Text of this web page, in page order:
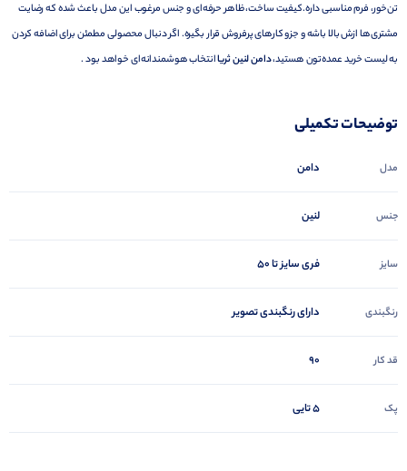
تن‌خور، فرم مناسبی داره.کیفیت ساخت، ظاهر حرفه‌ای و جنس مرغوب این مدل باعث شده که رضایت
مشتری‌ها ازش بالا باشه و جزو کارهای پرفروش قرار بگیره. اگر دنبال محصولی مطمئن برای اضافه کردن
به لیست خرید عمده‌تون هستید،دامن لنین ثریاانتخاب هوشمندانه‌ای خواهد بود .
توضیحات تکمیلی
مدل دامن
جنس لنین
سایز فری سایز تا 50
رنگبندی دارای رنگبندی تصویر
قد کار 90
پک 5 تایی